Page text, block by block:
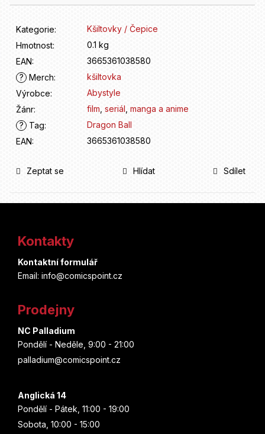
Kategorie:
Kšiltovky / Čepice
Hmotnost:
0.1 kg
EAN:
3665361038580
? Merch:
kšiltovka
Výrobce:
Abystyle
Žánr: film, seriál, manga a anime
?
Tag:
Dragon Ball
EAN: 3665361038580
Zeptat se Hlídat Sdílet
r
č
u
e
m
e
Kontakty
Kontaktní formulář
Email: info@comicspoint.cz
Prodejny
NC Palladium
Pondělí - Neděle, 9:00 - 21:00
palladium@comicspoint.cz
Anglická 14
Pondělí - Pátek, 11:00 - 19:00
Sobota, 10:00 - 15:00